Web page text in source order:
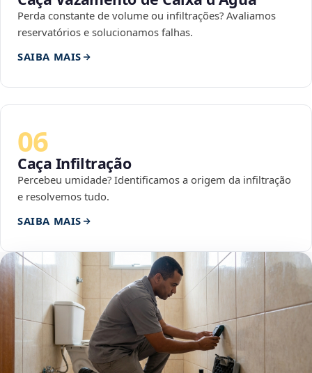
Perda constante de volume ou infiltrações? Avaliamos
reservatórios e solucionamos falhas.
SAIBA MAIS
06
Caça Infiltração
Percebeu umidade? Identificamos a origem da infiltração
e resolvemos tudo.
SAIBA MAIS